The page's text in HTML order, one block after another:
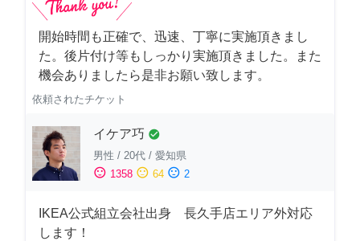
開始時間も正確で、迅速、丁寧に実施頂きまし
た。後片付け等もしっかり実施頂きました。また
機会ありましたら是非お願い致します。
依頼されたチケット
イケア巧 check_circle
男性 / 20代 / 愛知県
sentiment_satisfied 1358 sentiment_neutral 64 sentiment_dissatisfied 2
IKEA公式組立会社出身 長久手店エリア外対応
します！